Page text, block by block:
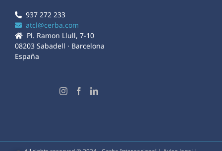
937 272 233
atcl@cerba.com
Pl. Ramon Llull, 7-10
08203 Sabadell · Barcelona
España